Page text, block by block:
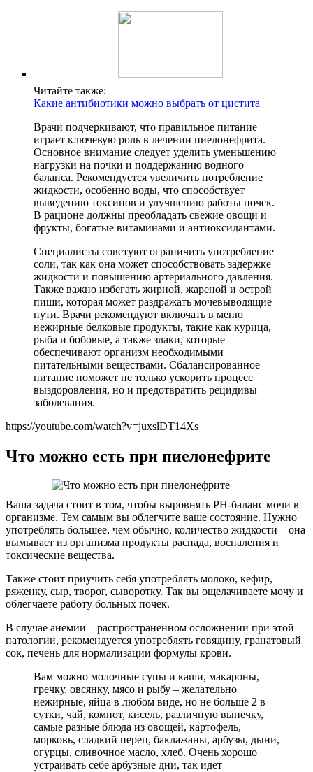
Читайте также:
Какие антибиотики можно выбрать от цистита
Врачи подчеркивают, что правильное питание
играет ключевую роль в лечении пиелонефрита.
Основное внимание следует уделить уменьшению
нагрузки на почки и поддержанию водного
баланса. Рекомендуется увеличить потребление
жидкости, особенно воды, что способствует
выведению токсинов и улучшению работы почек.
В рационе должны преобладать свежие овощи и
фрукты, богатые витаминами и антиоксидантами.
Специалисты советуют ограничить употребление
соли, так как она может способствовать задержке
жидкости и повышению артериального давления.
Также важно избегать жирной, жареной и острой
пищи, которая может раздражать мочевыводящие
пути. Врачи рекомендуют включать в меню
нежирные белковые продукты, такие как курица,
рыба и бобовые, а также злаки, которые
обеспечивают организм необходимыми
питательными веществами. Сбалансированное
питание поможет не только ускорить процесс
выздоровления, но и предотвратить рецидивы
заболевания.
https://youtube.com/watch?v=juxslDT14Xs
Что можно есть при пиелонефрите
Ваша задача стоит в том, чтобы выровнять PH-баланс мочи в
организме. Тем самым вы облегчите ваше состояние. Нужно
употреблять большее, чем обычно, количество жидкости – она
вымывает из организма продукты распада, воспаления и
токсические вещества.
Также стоит приучить себя употреблять молоко, кефир,
ряженку, сыр, творог, сыворотку. Так вы ощелачиваете мочу и
облегчаете работу больных почек.
В случае анемии – распространенном осложнении при этой
патологии, рекомендуется употреблять говядину, гранатовый
сок, печень для нормализации формулы крови.
Вам можно молочные супы и каши, макароны,
гречку, овсянку, мясо и рыбу – желательно
нежирные, яйца в любом виде, но не больше 2 в
сутки, чай, компот, кисель, различную выпечку,
самые разные блюда из овощей, картофель,
морковь, сладкий перец, баклажаны, арбузы, дыни,
огурцы, сливочное масло, хлеб. Очень хорошо
устраивать себе арбузные дни, так идет